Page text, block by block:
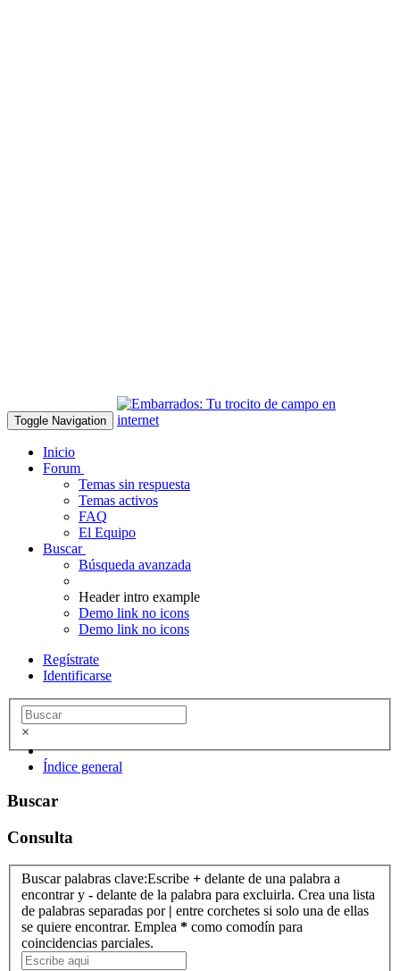
Toggle Navigation
Inicio
Forum
Temas sin respuesta
Temas activos
FAQ
El Equipo
Buscar
Búsqueda avanzada
Header intro example
Demo link no icons
Demo link no icons
Regístrate
Identificarse
×
Índice general
Buscar
Consulta
Buscar palabras clave:Escribe + delante de una palabra a
encontrar y - delante de la palabra para excluirla. Crea una lista
de palabras separadas por | entre corchetes si solo una de ellas
se quiere encontrar. Emplea * como comodín para
coincidencias parciales.